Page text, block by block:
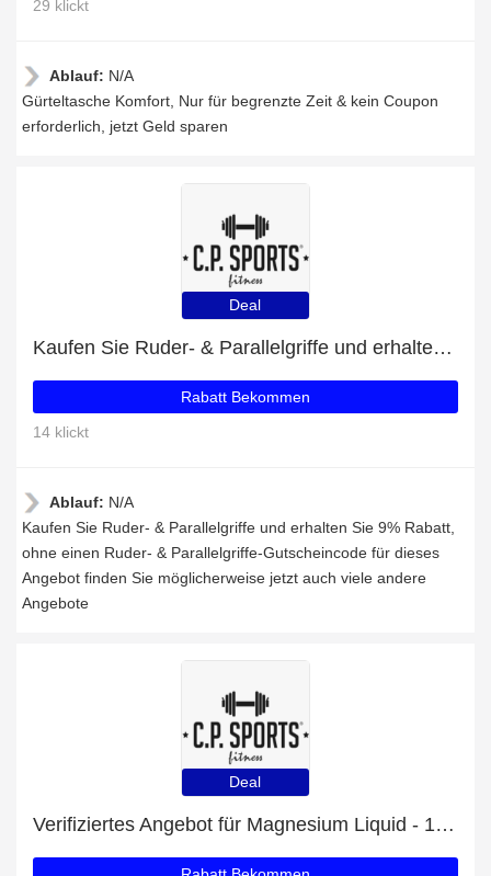
29 klickt
Ablauf: N/A
Gürteltasche Komfort, Nur für begrenzte Zeit & kein Coupon
erforderlich, jetzt Geld sparen
Deal
Kaufen Sie Ruder- & Parallelgriffe und erhalten Sie 9% Rabatt
Rabatt Bekommen
14 klickt
Ablauf: N/A
Kaufen Sie Ruder- & Parallelgriffe und erhalten Sie 9% Rabatt,
ohne einen Ruder- & Parallelgriffe-Gutscheincode für dieses
Angebot finden Sie möglicherweise jetzt auch viele andere
Angebote
Deal
Verifiziertes Angebot für Magnesium Liquid - 1000ml: 10% Rabatt